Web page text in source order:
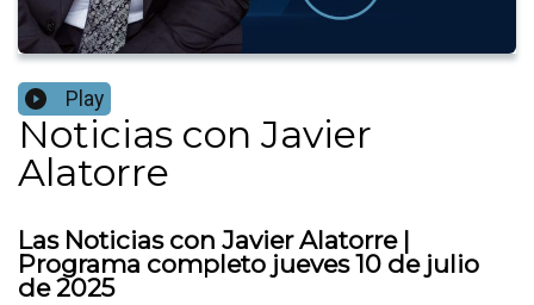
Play
Noticias con Javier
Alatorre
Las Noticias con Javier Alatorre |
Programa completo jueves 10 de julio
de 2025